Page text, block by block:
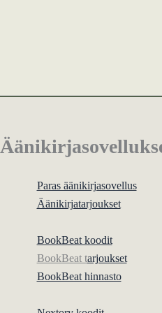
Paras äänikirjasovellus
Äänikirjatarjoukset
BookBeat koodit
BookBeat tarjoukset
BookBeat hinnasto